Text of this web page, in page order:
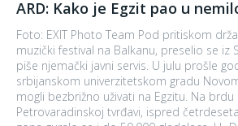
ARD: Kako je Egzit pao u
Foto: EXIT Photo Team Pod pritiskom
muzički festival na Balkanu, preselio se iz
piše njemački javni servis. U julu prošle godine posjetioci su u
srbijanskom univerzitetskom gradu
mogli bezbrižno uživati na Egzitu. Na brdu
Petrovaradinskoj tvrđavi, ispred